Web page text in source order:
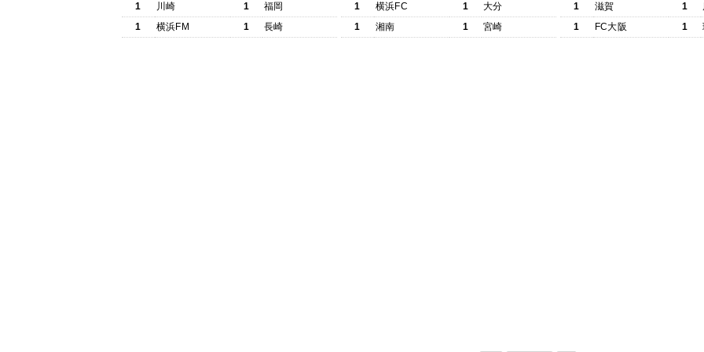
1
川崎 1
福岡
1
横浜FM 1 長崎
1
横浜FC 1
大分
1
湘南 1 宮崎
1
滋賀 1
1
FC大阪 1